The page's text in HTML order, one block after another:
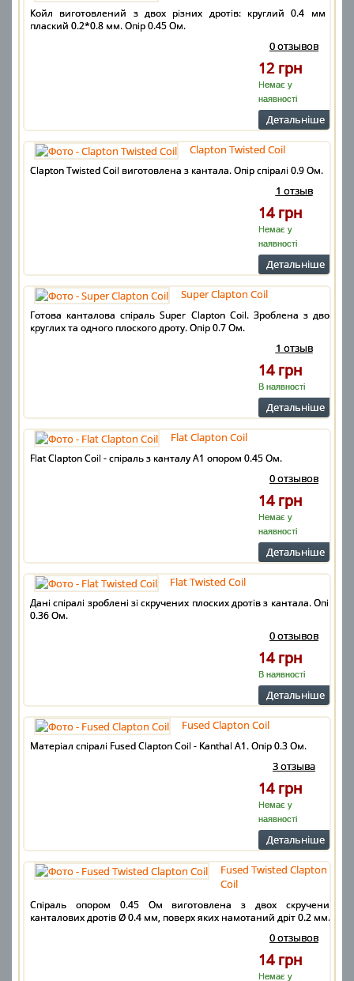
Койл виготовлений з двох різних дротів: круглий 0.4 мм і
плаский 0.2*0.8 мм. Опір 0.45 Ом.
0 отзывов
12 грн
Немає у
наявності
Детальнiше
Clapton Twisted Coil
Clapton Twisted Coil виготовлена з кантала. Опір спіралі 0.9 Ом.
1 отзыв
14 грн
Немає у
наявності
Детальнiше
Super Clapton Coil
Готова канталова спіраль Super Clapton Coil. Зроблена з двох
круглих та одного плоского дроту. Опір 0.7 Ом.
1 отзыв
14 грн
В наявності
Детальнiше
Flat Clapton Coil
Flat Clapton Coil - спіраль з канталу А1 опором 0.45 Ом.
0 отзывов
14 грн
Немає у
наявності
Детальнiше
Flat Twisted Coil
Дані спіралі зроблені зі скручених плоских дротів з кантала. Опір
0.36 Ом.
0 отзывов
14 грн
В наявності
Детальнiше
Fused Clapton Coil
Матеріал спіралі Fused Clapton Coil - Kanthal A1. Опір 0.3 Ом.
3 отзыва
14 грн
Немає у
наявності
Детальнiше
Fused Twisted Clapton
Coil
Спіраль опором 0.45 Ом виготовлена з двох скручених
канталових дротів Ø 0.4 мм, поверх яких намотаний дріт 0.2 мм.
0 отзывов
14 грн
Немає у